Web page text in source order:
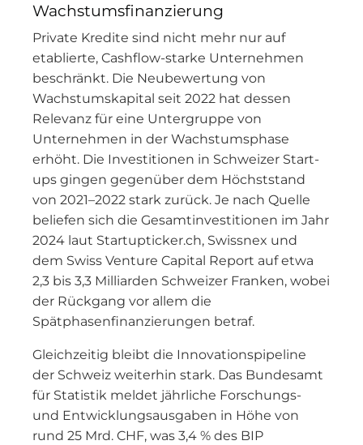
Wachstumsfinanzierung
Private Kredite sind nicht mehr nur auf
etablierte, Cashflow-starke Unternehmen
beschränkt. Die Neubewertung von
Wachstumskapital seit 2022 hat dessen
Relevanz für eine Untergruppe von
Unternehmen in der Wachstumsphase
erhöht. Die Investitionen in Schweizer Start-
ups gingen gegenüber dem Höchststand
von 2021–2022 stark zurück. Je nach Quelle
beliefen sich die Gesamtinvestitionen im Jahr
2024 laut Startupticker.ch, Swissnex und
dem Swiss Venture Capital Report auf etwa
2,3 bis 3,3 Milliarden Schweizer Franken, wobei
der Rückgang vor allem die
Spätphasenfinanzierungen betraf.
Gleichzeitig bleibt die Innovationspipeline
der Schweiz weiterhin stark. Das Bundesamt
für Statistik meldet jährliche Forschungs-
und Entwicklungsausgaben in Höhe von
rund 25 Mrd. CHF, was 3,4 % des BIP